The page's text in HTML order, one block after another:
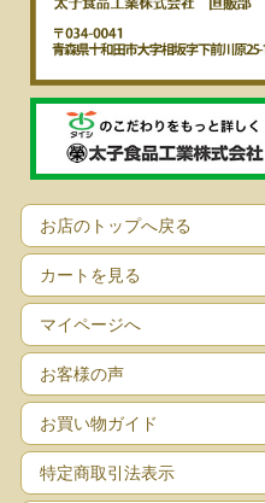
お店のトップへ戻る
カートを見る
マイページへ
お客様の声
お買い物ガイド
特定商取引法表示